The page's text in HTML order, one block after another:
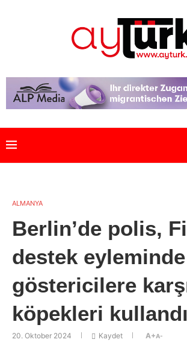
ALMANYA
Berlin’de polis,
destek eyleminde
göstericilere
köpekleri kullandı
20. Oktober 2024 Kaydet A+A-